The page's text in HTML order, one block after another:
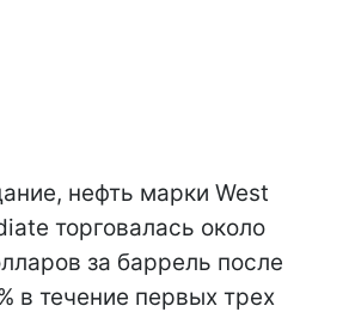
нефть марки West
торговалась около
за баррель после
в течение первых трех